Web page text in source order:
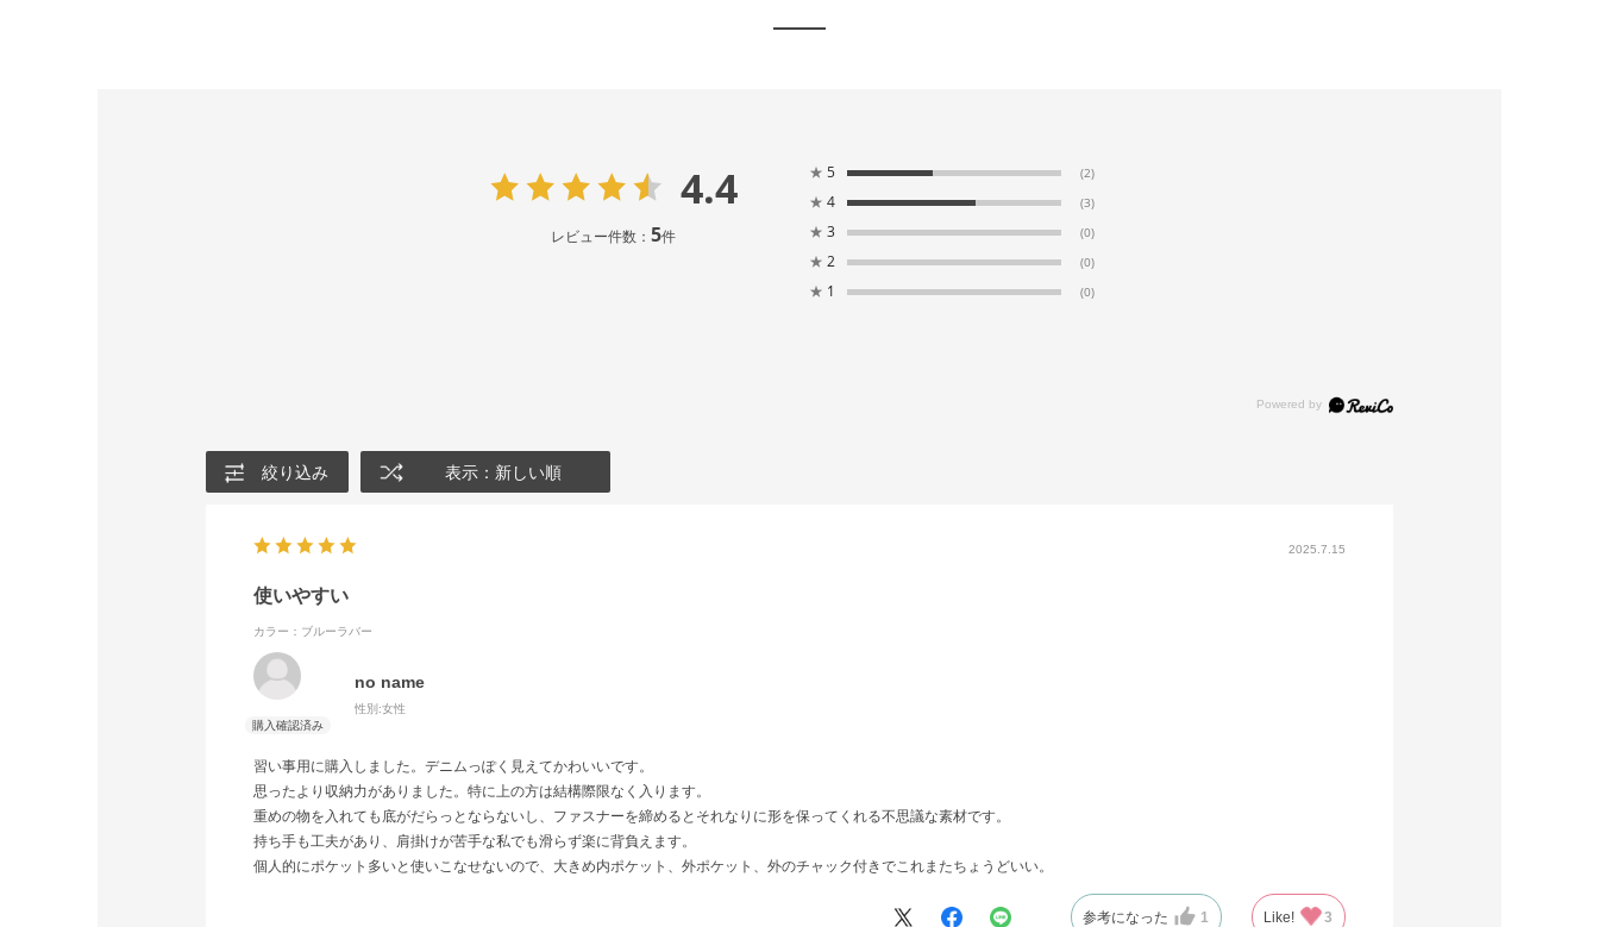
4.4
レビュー件数： 5件
★ 5 (2)
★ 4 (3)
★ 3 (0)
★ 2 (0)
★ 1 (0)
絞り込み 表示：新しい順
2025.7.15
使いやすい
カラー：ブルーラバー
no name
性別:女性
習い事用に購入しました。デニムっぽく見えてかわいいです。
思ったより収納力がありました。特に上の方は結構際限なく入ります。
重めの物を入れても底がだらっとならないし、ファスナーを締めるとそれなりに形を保ってくれる不思議な素材です。
持ち手も工夫があり、肩掛けが苦手な私でも滑らず楽に背負えます。
個人的にポケット多いと使いこなせないので、大きめ内ポケット、外ポケット、外のチャック付きでこれまたちょうどいい。
参考になった 1 Like! 3